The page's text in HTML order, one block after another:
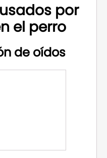
por
el perro
de oídos